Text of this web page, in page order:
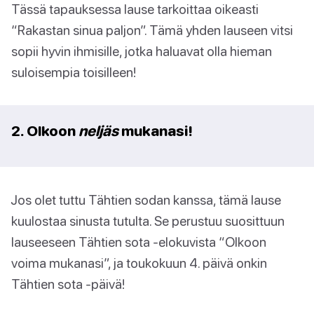
Tässä tapauksessa lause tarkoittaa oikeasti
“Rakastan sinua paljon”. Tämä yhden lauseen vitsi
sopii hyvin ihmisille, jotka haluavat olla hieman
suloisempia toisilleen!
2. Olkoon neljäsmukanasi!
Jos olet tuttu Tähtien sodan kanssa, tämä lause
kuulostaa sinusta tutulta. Se perustuu suosittuun
lauseeseen Tähtien sota -elokuvista “Olkoon
voima mukanasi”, ja toukokuun 4. päivä onkin
Tähtien sota -päivä!